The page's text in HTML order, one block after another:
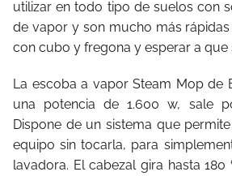
utilizar en todo tipo de suelos con
de vapor y son mucho más
con cubo y fregona y esperar a que
La escoba a vapor Steam Mop de
una potencia de 1.600 w, sale
Dispone de un sistema que
equipo sin tocarla, para
lavadora. El cabezal gira hasta 180